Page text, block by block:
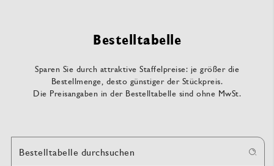
Bestelltabelle
Sparen Sie durch attraktive Staffelpreise: je größer die
Bestellmenge, desto günstiger der Stückpreis.
Die Preisangaben in der Bestelltabelle sind ohne MwSt.
Bestelltabelle durchsuchen